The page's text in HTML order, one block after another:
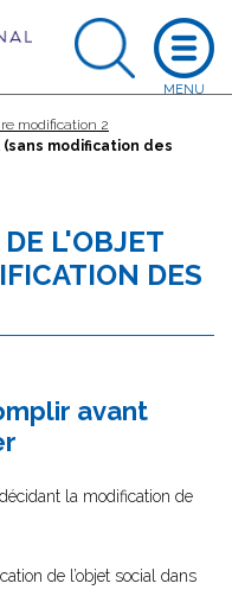
modification 2
modification des
L'OBJET
DES
avant
la modification de
de l’objet social dans